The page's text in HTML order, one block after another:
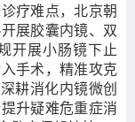
疗难点，北京朝
展胶囊内镜、双
开展小肠镜下止
手术，精准攻克
耕消化内镜微创
升疑难危重症消